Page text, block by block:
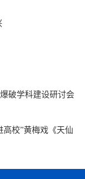
破学科建设研讨会
校”黄梅戏《天仙